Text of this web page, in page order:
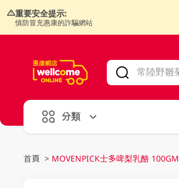
重要安全提示:
慎防冒充惠康的詐騙網站
分類
首頁 > MOVENPICK士多啤梨乳酪 100GM